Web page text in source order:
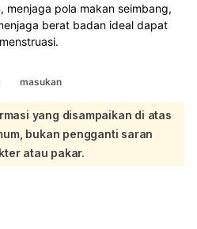
menjaga pola makan seimbang,
berat badan ideal dapat
masukan
yang disampaikan di atas
bukan pengganti saran
atau pakar.